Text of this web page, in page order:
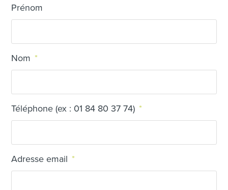
Prénom
Nom *
Téléphone (ex : 01 84 80 37 74) *
Adresse email *